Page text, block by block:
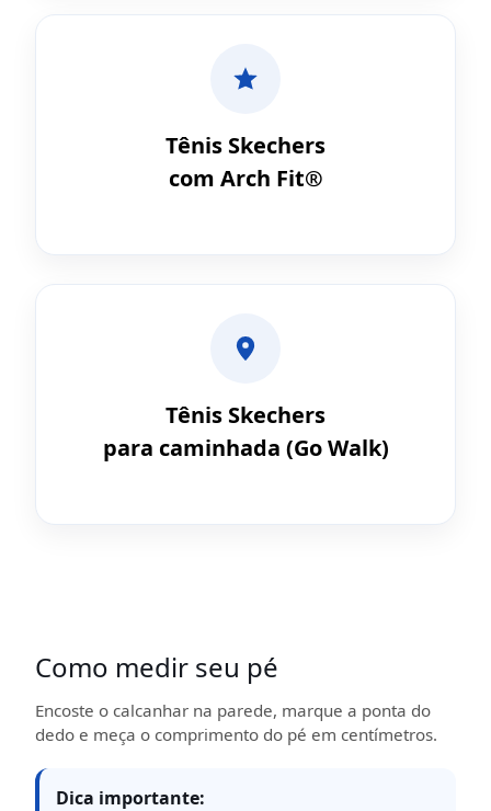
Tênis Skechers
com Arch Fit®
Tênis Skechers
para caminhada (Go Walk)
Como medir seu pé
Encoste o calcanhar na parede, marque a ponta do
dedo e meça o comprimento do pé em centímetros.
Dica importante: